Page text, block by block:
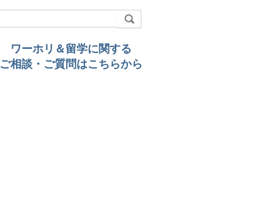
ワーホリ＆留学に関する
ご相談・ご質問はこちらから